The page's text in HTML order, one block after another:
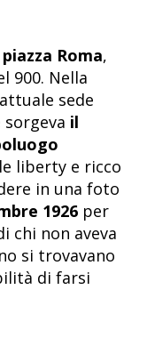
piazza Roma,
900. Nella
sede
il
liberty e ricco
in una foto
1926 per
chi non aveva
si trovavano
di farsi